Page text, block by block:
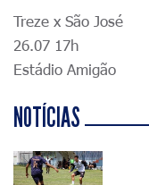
Treze x São José
26.07 17h
Estádio Amigão
NOTÍCIAS